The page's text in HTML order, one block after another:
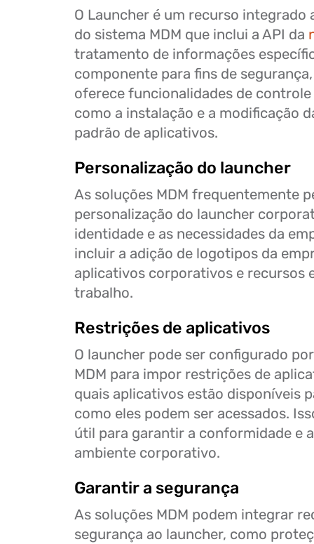
O Launcher é um recurso integrado
do sistema MDM que inclui a API da
tratamento de informações
componente para fins de
oferece funcionalidades de
como a instalação e a modificação
padrão de aplicativos.
Personalização do launcher
As soluções MDM frequentemente
personalização do launcher
identidade e as necessidades da
incluir a adição de logotipos da
aplicativos corporativos e recursos
trabalho.
Restrições de aplicativos
O launcher pode ser configurado
MDM para impor restrições de
quais aplicativos estão disponíveis
como eles podem ser acessados.
útil para garantir a conformidade e
ambiente corporativo.
Garantir a segurança
As soluções MDM podem integrar
segurança ao launcher, como